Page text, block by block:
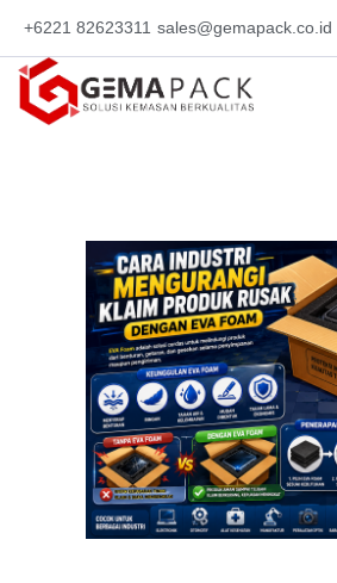
+6221 82623311 sales@gemapack.co.id